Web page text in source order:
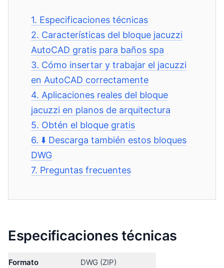
1. Especificaciones técnicas
2. Características del bloque jacuzzi
AutoCAD gratis para baños spa
3. Cómo insertar y trabajar el jacuzzi
en AutoCAD correctamente
4. Aplicaciones reales del bloque
jacuzzi en planos de arquitectura
5. Obtén el bloque gratis
6. ⬇️ Descarga también estos bloques
DWG
7. Preguntas frecuentes
Especificaciones técnicas
Formato DWG (ZIP)